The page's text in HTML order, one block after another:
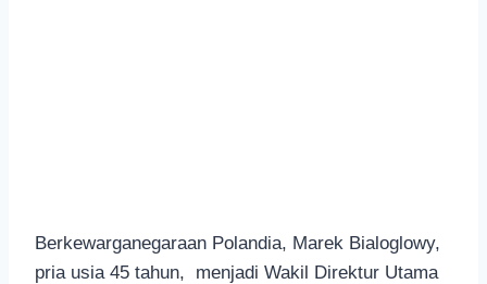
Berkewarganegaraan Polandia, Marek Bialoglowy,
pria usia 45 tahun, menjadi Wakil Direktur Utama